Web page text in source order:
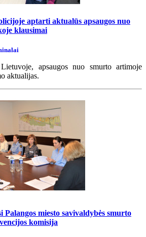
aptarti aktualūs apsaugos nuo
klausimai
apsaugos nuo smurto artimoje
aktualijas.
miesto savivaldybės smurto
komisija